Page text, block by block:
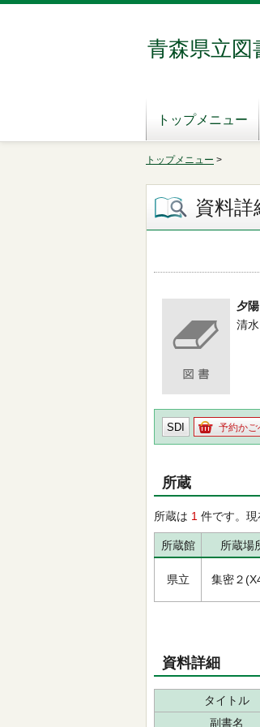
青森県立図
トップメニュー
トップメニュー >
資料詳
夕
清
SDI 予約かご
所蔵
所蔵は 1 件です。
所蔵館 所蔵場
県立 集密２
資料詳細
タイトル
副書名